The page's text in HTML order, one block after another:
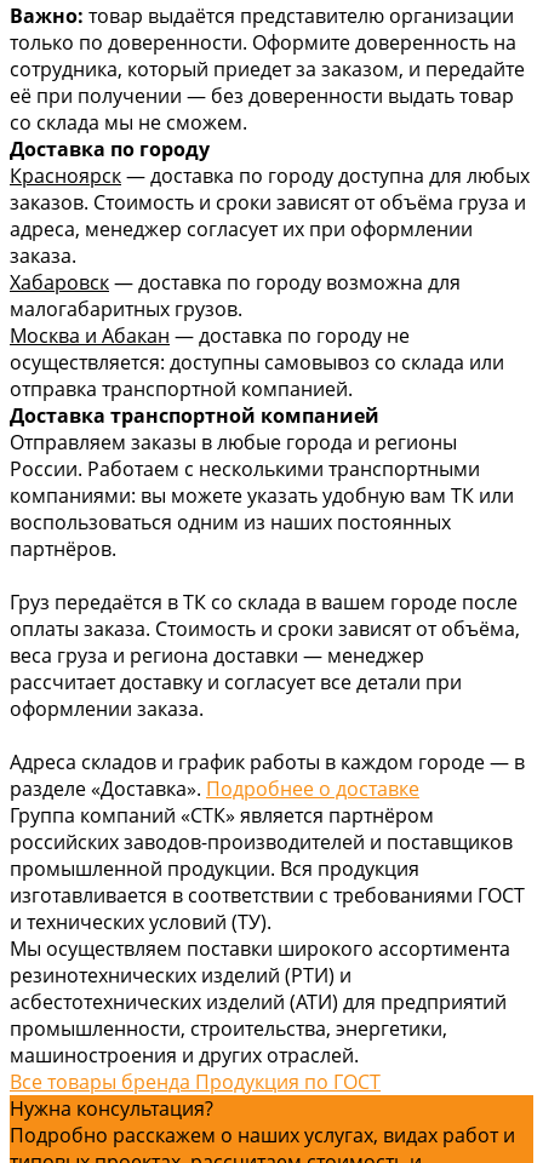
Важно: товар выдаётся представителю организации
только по доверенности. Оформите доверенность на
сотрудника, который приедет за заказом, и передайте
её при получении — без доверенности выдать товар
со склада мы не сможем.
Доставка по городу
Красноярск— доставка по городу доступна для любых
заказов. Стоимость и сроки зависят от объёма груза и
адреса, менеджер согласует их при оформлении
заказа.
Хабаровск— доставка по городу возможна для
малогабаритных грузов.
Москва и Абакан — доставка по городу не
осуществляется: доступны самовывоз со склада или
отправка транспортной компанией.
Доставка транспортной компанией
Отправляем заказы в любые города и регионы
России. Работаем с несколькими транспортными
компаниями: вы можете указать удобную вам ТК или
воспользоваться одним из наших постоянных
партнёров.
Груз передаётся в ТК со склада в вашем городе после
оплаты заказа. Стоимость и сроки зависят от объёма,
веса груза и региона доставки — менеджер
рассчитает доставку и согласует все детали при
оформлении заказа.
Адреса складов и график работы в каждом городе — в
разделе «Доставка». Подробнее о доставке
Группа компаний «СТК» является партнёром
российских заводов-производителей и поставщиков
промышленной продукции. Вся продукция
изготавливается в соответствии с требованиями ГОСТ
и технических условий (ТУ).
Мы осуществляем поставки широкого ассортимента
резинотехнических изделий (РТИ) и
асбестотехнических изделий (АТИ) для предприятий
промышленности, строительства, энергетики,
машиностроения и других отраслей.
Все товары бренда Продукция по ГОСТ
Нужна консультация?
Подробно расскажем о наших услугах, видах работ и